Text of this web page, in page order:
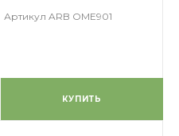
Артикул ARB OME901
КУПИТЬ